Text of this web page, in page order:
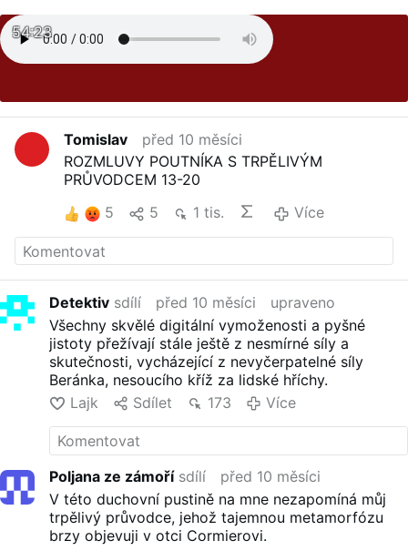
54:23
Tomislav
před 10 měsíci
ROZMLUVY POUTNÍKA S TRPĚLIVÝM
PRŮVODCEM 13-20
5
5 1 tis. Více
Detektiv sdílí před 10 měsíci
upraveno
Všechny skvělé digitální vymoženosti a pyšné
jistoty přežívají stále ještě z nesmírné síly a
skutečnosti, vycházející z nevyčerpatelné síly
Beránka, nesoucího kříž za lidské hříchy.
Lajk
Sdílet 173 Více
Poljana ze zámořísdílí
před 10 měsíci
V této duchovní pustině na mne nezapomíná můj
trpělivý průvodce, jehož tajemnou metamorfózu
brzy objevuji v otci Cormierovi.